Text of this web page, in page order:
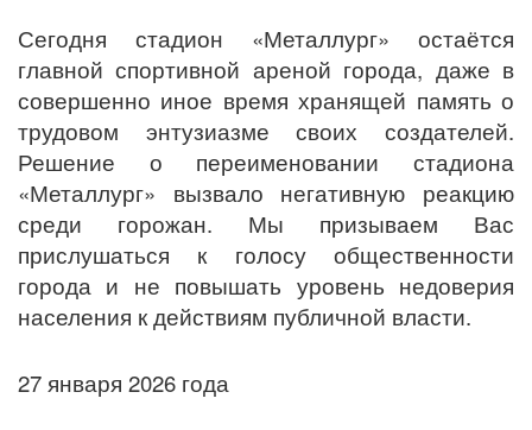
Сегодня стадион «Металлург» остаётся
главной спортивной ареной города, даже в
совершенно иное время хранящей память о
трудовом энтузиазме своих создателей.
Решение о переименовании стадиона
«Металлург» вызвало негативную реакцию
среди горожан. Мы призываем Вас
прислушаться к голосу общественности
города и не повышать уровень недоверия
населения к действиям публичной власти.
27 января 2026 года